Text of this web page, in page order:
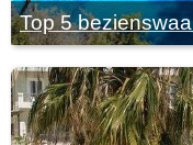
Top 5